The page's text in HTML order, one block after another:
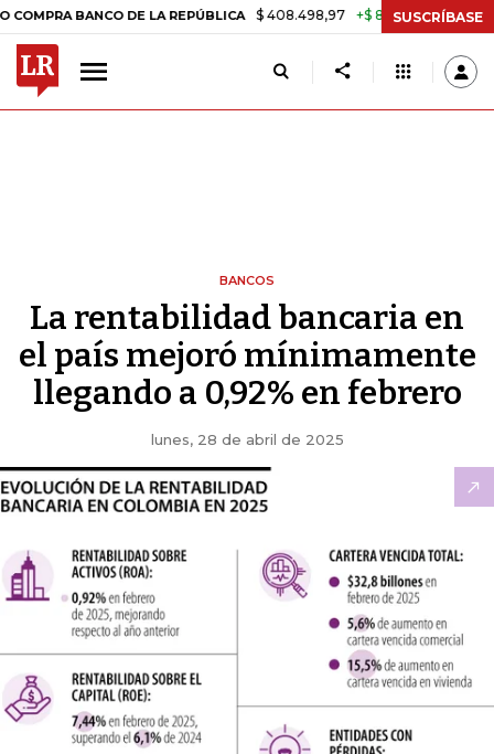
BANCO DE LA REPÚBLICA $ 408.498,97 +$ 8.753,81 +2,19% TASA
SUSCRÍBASE
BANCOS
La rentabilidad bancaria en
el país mejoró mínimamente
llegando a 0,92% en febrero
lunes, 28 de abril de 2025